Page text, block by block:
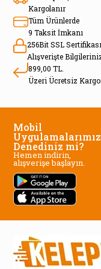
Kargolanır
Tüm Ürünlerde
9 Taksit İmkanı
256Bit SSL
Alışverişte
899,00 TL.
Üzeri Ücretsiz Kargo
Mobil
Denediniz mi?
Hemen indirin,
alışverişe başlayın.